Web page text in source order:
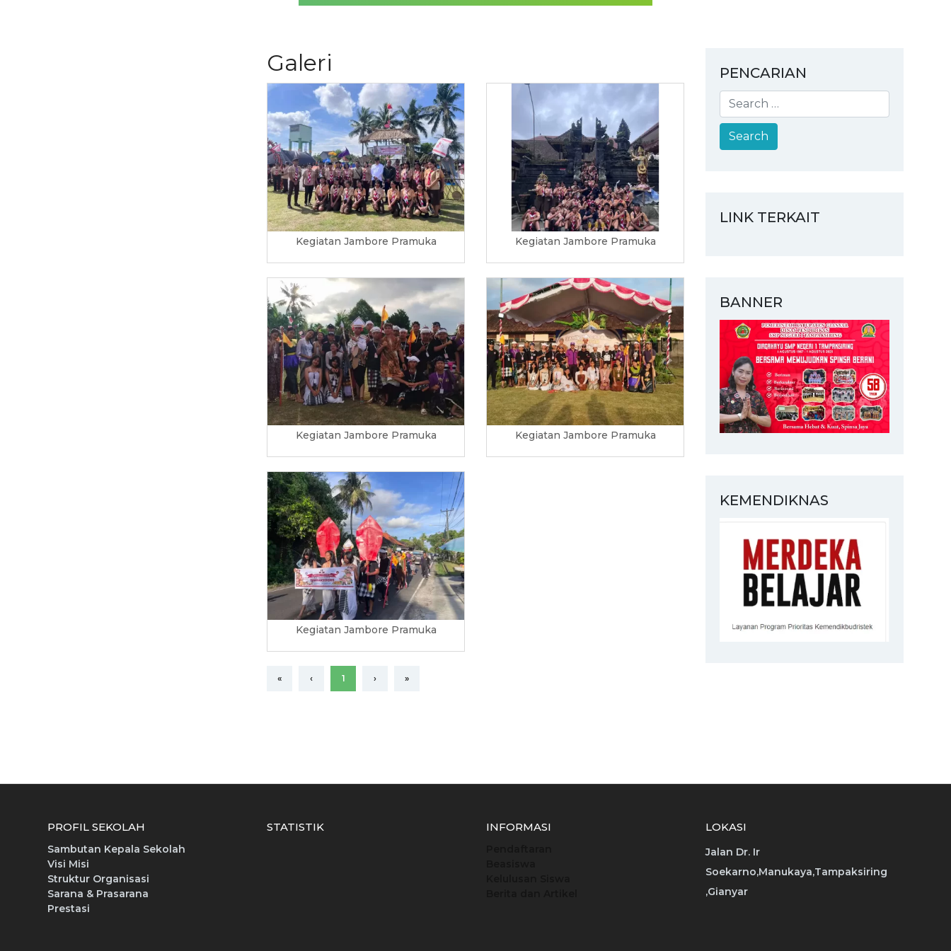
Galeri
Kegiatan Jambore Pramuka Kegiatan Jambore Pramuka
Kegiatan Jambore Pramuka Kegiatan Jambore Pramuka
Kegiatan Jambore Pramuka
« ‹ 1 › »
PENCARIAN
LINK TERKAIT
BANNER
KEMENDIKNAS
PROFIL SEKOLAH
Sambutan Kepala Sekolah
Visi Misi
Struktur Organisasi
Sarana & Prasarana
Prestasi
STATISTIK INFORMASI LOKASI
Jalan Dr. Ir
Soekarno,Manukaya,Tampaksiring
,Gianyar